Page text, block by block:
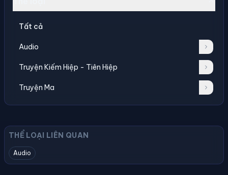
Tất cả
Audio
Truyện Kiếm Hiệp - Tiên Hiệp
Truyện Ma
THỂ LOẠI LIÊN QUAN
Audio